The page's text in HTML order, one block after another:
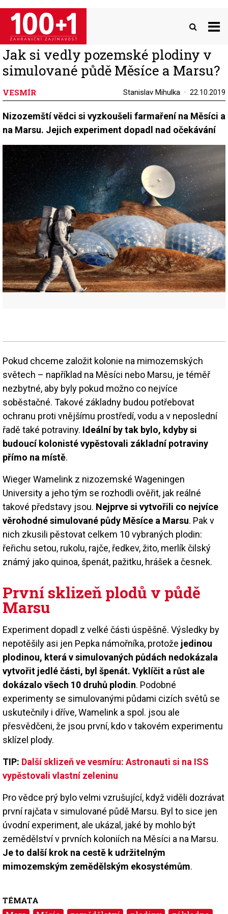
Přejít
hlavnímu
obsahu
Jak si vedly pozemské plodiny v
simulované půdě Měsíce a Marsu?
VESMÍR Stanislav Mihulka 22.10.2019
Nizozemští vědci si vyzkoušeli farmaření na Měsíci a
na Marsu. Jejich experiment dopadl nad očekávání
Pokud chceme založit kolonie na mimozemských
světech – například na Měsíci nebo Marsu, je téměř
nezbytné, aby byly pokud možno co nejvíce
soběstačné. Takové základny budou potřebovat
ochranu proti vnějšímu prostředí, vodu a v neposlední
řadě také potraviny. Ideální by tak bylo, kdyby si
budoucí kolonisté vypěstovali základní potraviny
přímo na místě.
Wieger Wamelink z nizozemské Wageningen
University a jeho tým se rozhodli ověřit, jak reálné
takové představy jsou. Nejprve si vytvořili co nejvíce
věrohodné simulované půdy Měsíce a Marsu. Pak v
nich zkusili pěstovat celkem 10 vybraných plodin:
řeřichu setou, rukolu, rajče, ředkev, žito, merlík čilský
známý jako quinoa, špenát, pažitku, hrášek a česnek.
První sklizeň plodů v půdě
Marsu
Experiment dopadl z velké části úspěšně. Výsledky by
nepotěšily asi jen Pepka námořníka, protože jedinou
plodinou, která v simulovaných půdách nedokázala
vytvořit jedlé části, byl špenát. Vyklíčit a růst ale
dokázalo všech 10 druhů plodin. Podobné
experimenty se simulovanými půdami cizích světů se
uskutečnily i dříve, Wamelink a spol. jsou ale
přesvědčeni, že jsou první, kdo v takovém experimentu
sklízel plody.
TIP: Další sklizeň ve vesmíru: Astronauti si na ISS
vypěstovali vlastní zeleninu
Pro vědce prý bylo velmi vzrušující, když viděli dozrávat
první rajčata v simulované půdě Marsu. Byl to sice jen
úvodní experiment, ale ukázal, jaké by mohlo být
zemědělství v prvních koloniích na Měsíci a na Marsu.
Je to další krok na cestě k udržitelným
mimozemským zemědělským ekosystémům.
TÉMATA